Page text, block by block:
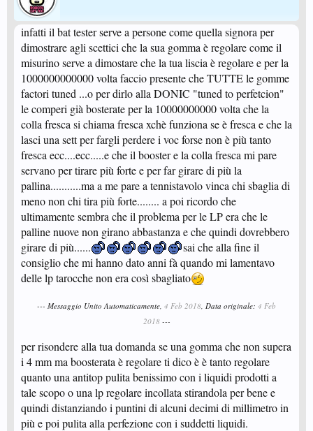
infatti il bat tester serve a persone come quella signora per
dimostrare agli scettici che la sua gomma è regolare come il
misurino serve a dimostare che la tua liscia è regolare e per la
1000000000000 volta faccio presente che TUTTE le gomme
factori tuned ...o per dirlo alla DONIC "tuned to perfetcion"
le comperi già bosterate per la 10000000000 volta che la
colla fresca si chiama fresca xchè funziona se è fresca e che la
lasci una sett per fargli perdere i voc forse non è più tanto
fresca ecc....ecc.....e che il booster e la colla fresca mi pare
servano per tirare più forte e per far girare di più la
pallina...........ma a me pare a tennistavolo vinca chi sbaglia di
meno non chi tira più forte........ a poi ricordo che
ultimamente sembra che il problema per le LP era che le
palline nuove non girano abbastanza e che quindi dovrebbero
girare di più......
sai che alla fine il
consiglio che mi hanno dato anni fà quando mi lamentavo
delle lp tarocche non era così sbagliato
--- Messaggio Unito Automaticamente, 4 Feb 2018 , Data originale: 4 Feb
2018---
per risondere alla tua domanda se una gomma che non supera
i 4 mm ma boosterata è regolare ti dico è è tanto regolare
quanto una antitop pulita benissimo con i liquidi prodotti a
tale scopo o una lp regolare incollata stirandola per bene e
quindi distanziando i puntini di alcuni decimi di millimetro in
più e poi pulita alla perfezione con i suddetti liquidi.